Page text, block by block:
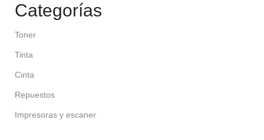
Categorías
Toner
Tinta
Cinta
Repuestos
Impresoras y escaner